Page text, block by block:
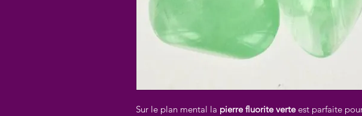
Sur le plan mental la pierre fluorite verteest parfaite